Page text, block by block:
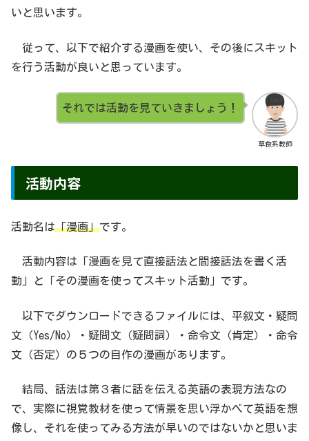
いと思います。
従って、以下で紹介する漫画を使い、その後にスキット
を行う活動が良いと思っています。
草食系教師
それでは活動を見ていきましょう！
活動内容
活動名は「漫画」です。
活動内容は「漫画を見て直接話法と間接話法を書く活
動」と「その漫画を使ってスキット活動」です。
以下でダウンロードできるファイルには、平叙文・疑問
文（Yes/No）・疑問文（疑問詞）・命令文（肯定）・命令
文（否定）の５つの自作の漫画があります。
結局、話法は第３者に話を伝える英語の表現方法なの
で、実際に視覚教材を使って情景を思い浮かべて英語を想
像し、それを使ってみる方法が早いのではないかと思いま